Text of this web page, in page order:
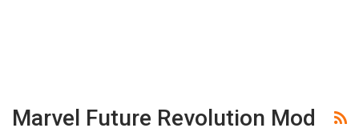
Marvel Future Revolution Mod